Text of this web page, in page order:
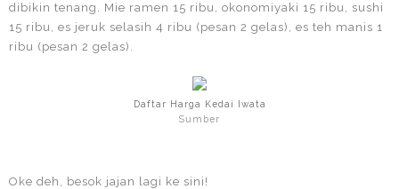
dibikin tenang. Mie ramen 15 ribu, okonomiyaki 15 ribu, sushi
15 ribu, es jeruk selasih 4 ribu (pesan 2 gelas), es teh manis 1
ribu (pesan 2 gelas).
Daftar Harga Kedai Iwata
Sumber
Oke deh, besok jajan lagi ke sini!